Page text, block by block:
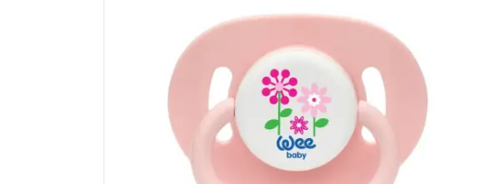
Красота и уход ›
Витамины и добавки ›
Ежедневная гигиена ›
Для детей и мам ›
Товары для дома ›